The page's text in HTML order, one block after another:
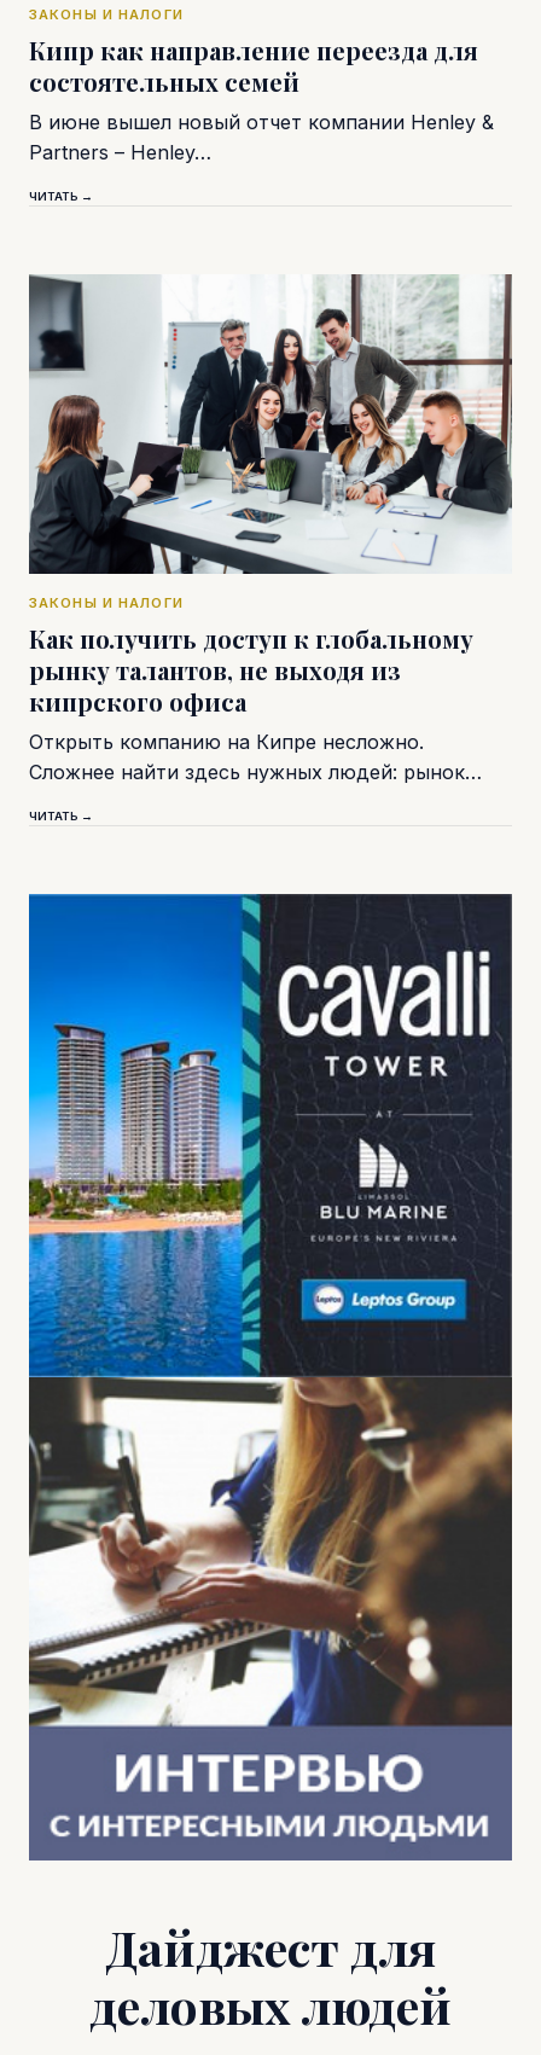
ЗАКОНЫ И НАЛОГИ
Кипр как направление переезда для
состоятельных семей
В июне вышел новый отчет компании Henley &
Partners – Henley…
ЧИТАТЬ →
ЗАКОНЫ И НАЛОГИ
Как получить доступ к глобальному
рынку талантов, не выходя из
кипрского офиса
Открыть компанию на Кипре несложно.
Сложнее найти здесь нужных людей: рынок…
ЧИТАТЬ →
Дайджест для
деловых людей